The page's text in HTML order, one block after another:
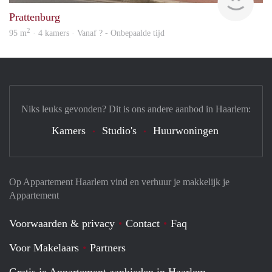
Prattenburg
95 m2 · 4 kamers · Vanaf ? - Onbepaalde tijd
Op Appartement Haarlem vind en verhuur je makkelijk je
Appartement
Voorwaarden & privacy Contact
Faq
Voor Makelaars
Partners
Niks leuks gevonden? Dit is ons andere aanbod in Haarlem:
Kamers Studio's Huurwoningen